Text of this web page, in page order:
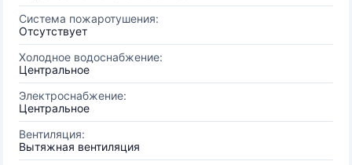
Система пожаротушения:
Отсутствует
Холодное водоснабжение:
Центральное
Электроснабжение:
Центральное
Вентиляция:
Вытяжная вентиляция